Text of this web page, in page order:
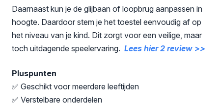
Daarnaast kun je de glijbaan of loopbrug aanpassen in
hoogte. Daardoor stem je het toestel eenvoudig af op
het niveau van je kind. Dit zorgt voor een veilige, maar
toch uitdagende speelervaring. Lees hier 2 review >>
Pluspunten
✅ Geschikt voor meerdere leeftijden
✅ Verstelbare onderdelen